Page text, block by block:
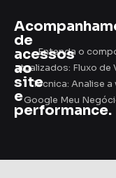
de
acessos
ao
site
e
performance.
Entenda o
atualizados: Fluxo
Técnica: Analise
Google Meu